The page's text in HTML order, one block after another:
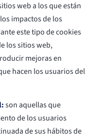
web a los que están
impactos de los
este tipo de cookies
los sitios web,
mejoras en
hacen los usuarios del
son aquellas que
de los usuarios
de sus hábitos de